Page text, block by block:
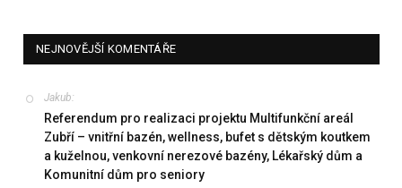
NEJNOVĚJŠÍ KOMENTÁŘE
Jakub:
Referendum pro realizaci projektu Multifunkční areál
Zubří – vnitřní bazén, wellness, bufet s dětským koutkem
a kuželnou, venkovní nerezové bazény, Lékařský dům a
Komunitní dům pro seniory